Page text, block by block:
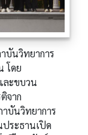
บันวิทยาการ
โดย
ละขบวน
จาก
บันวิทยาการ
ระธานเปิด